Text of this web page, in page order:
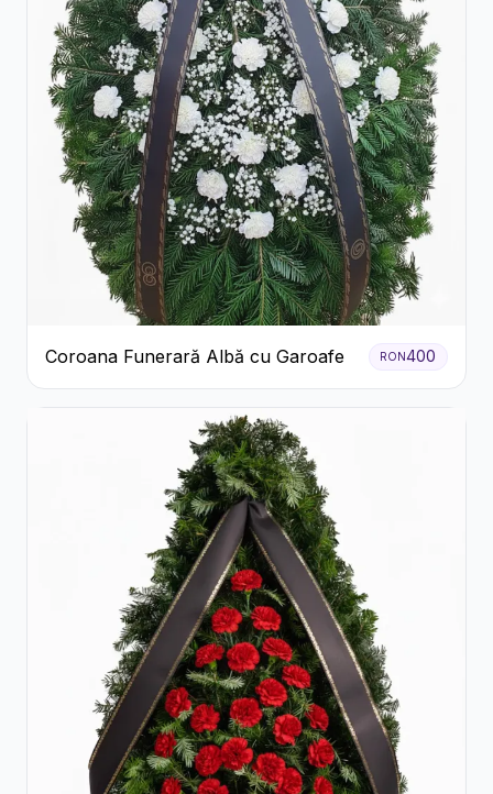
Coroana Funerară Albă cu Garoafe RON400